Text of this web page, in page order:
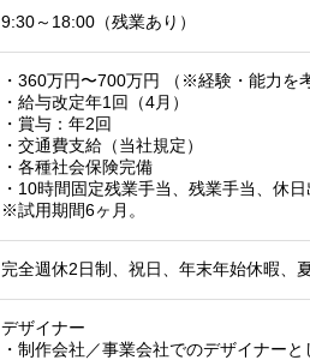
9:30～18:00（残業あり）
・360万円〜700万円 （※経験・能力を
・給与改定年1回（4月）
・賞与：年2回
・交通費支給（当社規定）
・各種社会保険完備
・10時間固定残業手当、残業手当、休
※試用期間6ヶ月。
完全週休2日制、祝日、年末年始休暇、
デザイナー
・制作会社／事業会社でのデザイナー